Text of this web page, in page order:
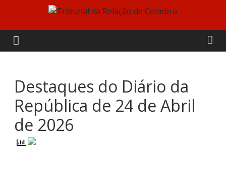
content
Tribunal
da
Relação
de
Coimbra
Destaques do Diário da
República de 24 de Abril
de 2026